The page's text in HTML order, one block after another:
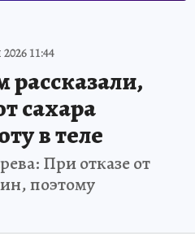
11:44
сахара
в теле
При отказе от
поэтому